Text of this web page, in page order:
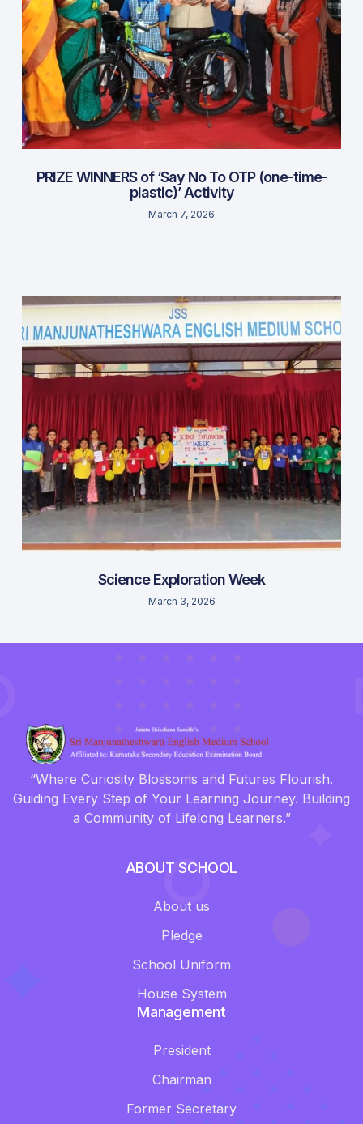
PRIZE WINNERS of ‘Say No To OTP (one-time-
plastic)’ Activity
March 7, 2026
Science Exploration Week
March 3, 2026
“Where Curiosity Blossoms and Futures Flourish.
Guiding Every Step of Your Learning Journey. Building
a Community of Lifelong Learners.”
ABOUT SCHOOL
About us
Pledge
School Uniform
House System
Management
President
Chairman
Former Secretary